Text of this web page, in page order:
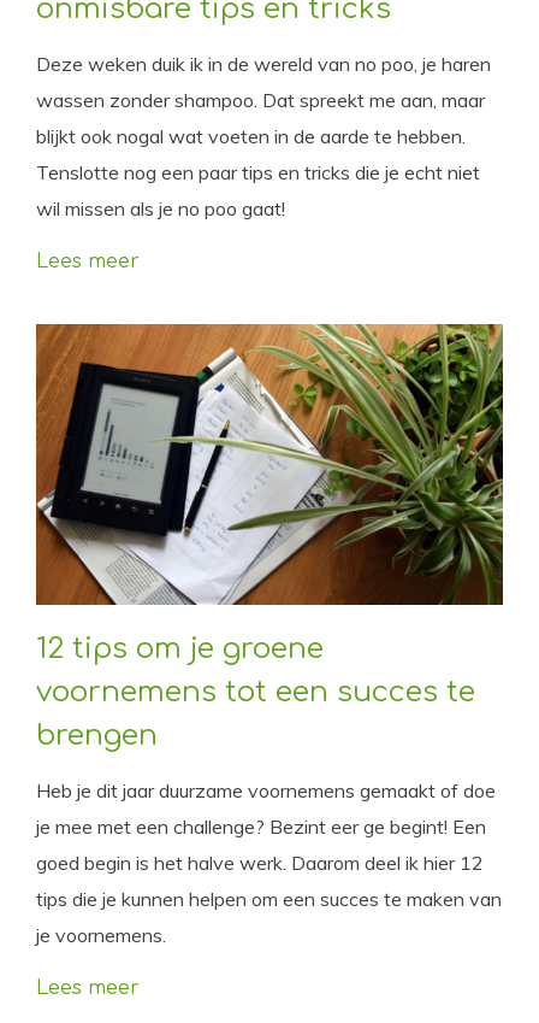
onmisbare tips en tricks
Deze weken duik ik in de wereld van no poo, je haren
wassen zonder shampoo. Dat spreekt me aan, maar
blijkt ook nogal wat voeten in de aarde te hebben.
Tenslotte nog een paar tips en tricks die je echt niet
wil missen als je no poo gaat!
Lees meer
12 tips om je groene
voornemens tot een succes te
brengen
Heb je dit jaar duurzame voornemens gemaakt of doe
je mee met een challenge? Bezint eer ge begint! Een
goed begin is het halve werk. Daarom deel ik hier 12
tips die je kunnen helpen om een succes te maken van
je voornemens.
Lees meer